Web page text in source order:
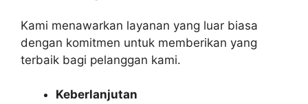
Kami menawarkan layanan yang luar biasa
dengan komitmen untuk memberikan yang
terbaik bagi pelanggan kami.
Keberlanjutan